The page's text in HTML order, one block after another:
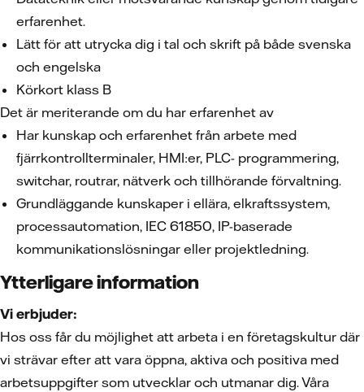
erfarenhet.
Lätt för att utrycka dig i tal och skrift på både svenska
och engelska
Körkort klass B
Det är meriterande om du har erfarenhet av
Har kunskap och erfarenhet från arbete med
fjärrkontrollterminaler, HMI:er, PLC- programmering,
switchar, routrar, nätverk och tillhörande förvaltning.
Grundläggande kunskaper i ellära, elkraftssystem,
processautomation, IEC 61850, IP-baserade
kommunikationslösningar eller projektledning.
Ytterligare information
Vi erbjuder:
Hos oss får du möjlighet att arbeta i en företagskultur där
vi strävar efter att vara öppna, aktiva och positiva med
arbetsuppgifter som utvecklar och utmanar dig. Våra